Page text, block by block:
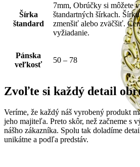
Šírka
štandard
7mm, Obrúčky si môžete
štandartných šírkach.
zmenšiť alebo zväčšiť.
vyžiadanie.
Pánska
veľkosť
50 – 78
Zvoľte si každý detail
Veríme, že každý náš vyrobený produkt
jeho majiteľa. Preto skôr, než začneme s
nášho zákazníka. Spolu tak doladíme
unikátne a podľa predstáv.